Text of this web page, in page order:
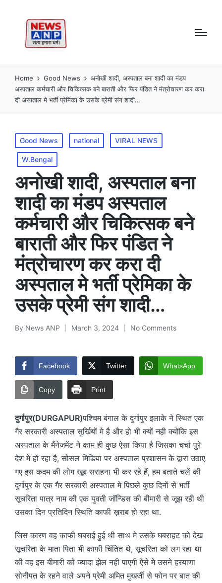
Home Good News
अनोखी शादी, अस्पताल बना शादी का मंडप
अस्पताल कर्मचारी और चिकित्सक बने बाराती और फिर पंडित ने मंत्रोचारण कर करा
दी अस्पताल मे भर्ती प्रेमिका के उसके प्रेमी संग शादी…
Posted
in
Good News national VIRAL NEWS
W.Bengal
अनोखी शादी, अस्पताल बना
शादी का मंडप अस्पताल
कर्मचारी और चिकित्सक बने
बाराती और फिर पंडित ने
मंत्रोचारण कर करा दी
अस्पताल मे भर्ती प्रेमिका के
उसके प्रेमी संग शादी…
Posted
By News ANP March 3, 2024 No Comments
Facebook Twitter WhatsApp
Copy Print
दुर्गापुर(DURGAPUR)पश्चिम बंगाल के दुर्गापुर इलाके ने स्थित एक
गैर सरकारी अस्पताल सुर्खियों मे है और हो भी क्यों नही क्योंकि इस
अस्पताल के मैंनेजमेंट ने काम ही कुछ ऐसा किया है जिसका चर्चा पुरे
देश मे हो रहा है, सोसल मिडिया पर अस्पताल प्रशासन के द्वारा उठाए
गए इस कदम की लोग खूब सराहना भी कर रहे हैं, हम बताते चलें की
दुर्गापुर के एक गैर सरकारी अस्पताल मे पिछले कुछ दिनों से भर्ती
सूचरिता पात्र नाम की एक युवती जॉन्डिस की बीमारी से जूझ रही थी
उसका दिन प्रतिदिन स्थिति काफी ख़राब हो रहा था.
जिस कारण वह काफी घबराई हुई थी साथ मे उसके घबराहट को देख
सूचरिता के माता पिता भी काफी चिंतित थे, सूचरिता को लग रहा था
की वह इस बीमारी को ज्यादा झेल नही पाएगी ऐसे मे उसने हरयाणा
सोनीपत के रहने वाले अपने प्रेमी अमित मुखर्जी से फोन पर बात की